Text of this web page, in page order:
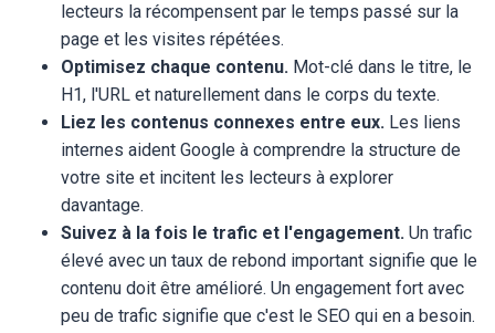
lecteurs la récompensent par le temps passé sur la
page et les visites répétées.
Optimisez chaque contenu. Mot-clé dans le titre, le
H1, l'URL et naturellement dans le corps du texte.
Liez les contenus connexes entre eux. Les liens
internes aident Google à comprendre la structure de
votre site et incitent les lecteurs à explorer
davantage.
Suivez à la fois le trafic et l'engagement. Un trafic
élevé avec un taux de rebond important signifie que le
contenu doit être amélioré. Un engagement fort avec
peu de trafic signifie que c'est le SEO qui en a besoin.